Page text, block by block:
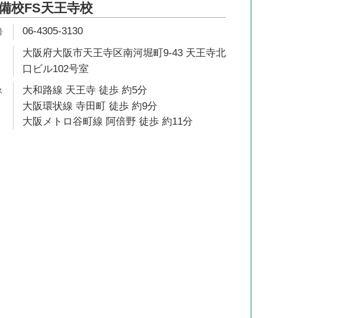
校FS天王寺校
06-4305-3130
大阪府大阪市天王寺区南河堀町9-43 天王寺北
口ビル102号室
大和路線 天王寺 徒歩 約5分
大阪環状線 寺田町 徒歩 約9分
大阪メトロ谷町線 阿倍野 徒歩 約11分